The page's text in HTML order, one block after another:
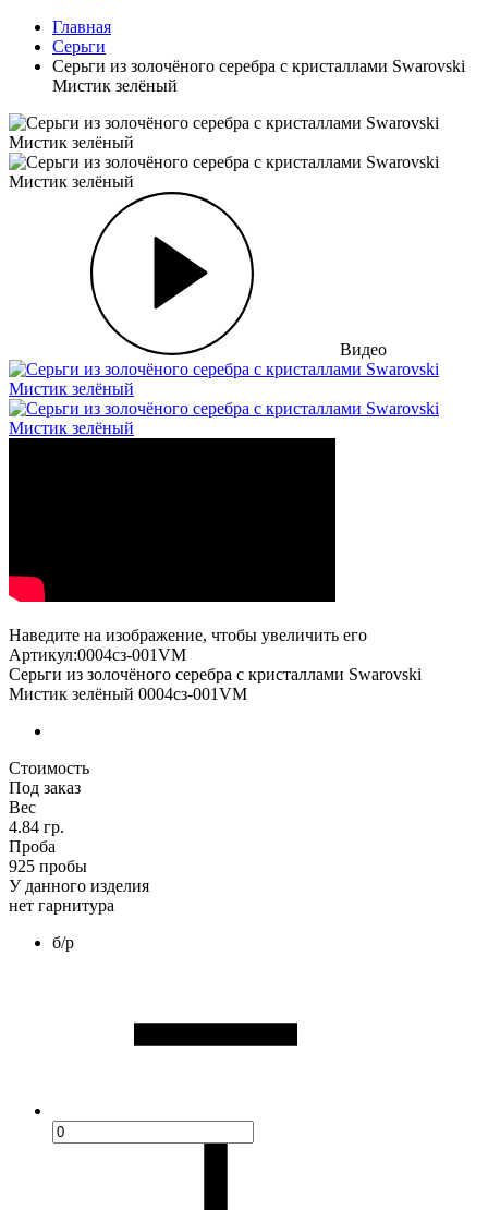
Главная
Серьги
Серьги из золочёного серебра с кристаллами Swarovski
Мистик зелёный
Видео
Наведите на изображение, чтобы увеличить его
Артикул:0004сз-001VM
Серьги из золочёного серебра с кристаллами Swarovski
Мистик зелёный 0004сз-001VM
Стоимость
Под заказ
Вес
4.84 гр.
Проба
925 пробы
У данного изделия
нет гарнитура
б/р